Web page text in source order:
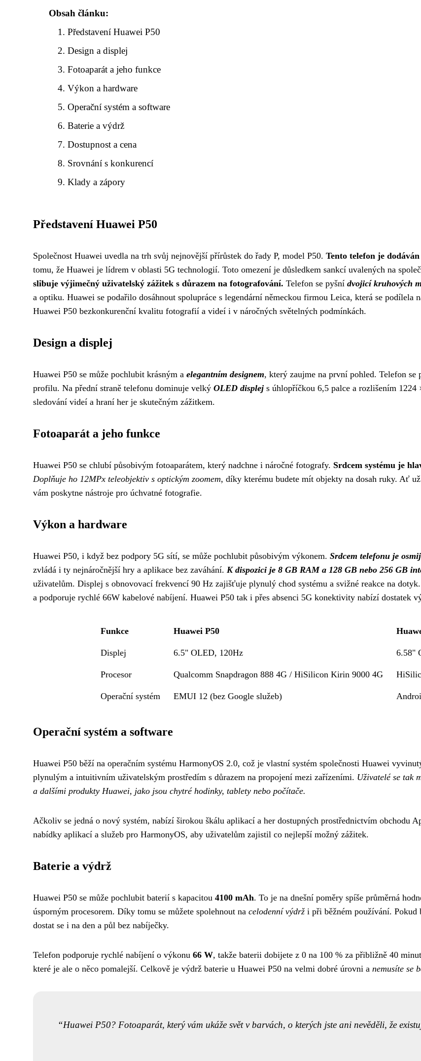
Obsah článku:
Představení Huawei P50
Design a displej
Fotoaparát a jeho funkce
Výkon a hardware
Operační systém a software
Baterie a výdrž
Dostupnost a cena
Srovnání s konkurencí
Klady a zápory
Představení Huawei P50
Společnost Huawei uvedla na trh svůj nejnovější přírůstek do řady P, model P50. Tento telefon je
tomu, že Huawei je lídrem v oblasti 5G technologií. Toto omezení je důsledkem sankcí uvalených na
slibuje výjimečný uživatelský zážitek s důrazem na fotografování. Telefon se pyšní dvojicí kruhových
a optiku. Huawei se podařilo dosáhnout spolupráce s legendární německou firmou Leica, která se
Huawei P50 bezkonkurenční kvalitu fotografií a videí i v náročných světelných podmínkách.
Design a displej
Huawei P50 se může pochlubit krásným a elegantním designem, který zaujme na první pohled. Telefon
profilu. Na přední straně telefonu dominuje velký OLED displej s úhlopříčkou 6,5 palce a rozlišením
sledování videí a hraní her je skutečným zážitkem.
Fotoaparát a jeho funkce
Huawei P50 se chlubí působivým fotoaparátem, který nadchne i náročné fotografy. Srdcem systému je
Doplňuje ho 12MPx teleobjektiv s optickým zoomem, díky kterému budete mít objekty na dosah ruky. Ať
vám poskytne nástroje pro úchvatné fotografie.
Výkon a hardware
Huawei P50, i když bez podpory 5G sítí, se může pochlubit působivým výkonem. Srdcem telefonu je
zvládá i ty nejnáročnější hry a aplikace bez zaváhání. K dispozici je 8 GB RAM a 128 GB nebo 256 GB
uživatelům. Displej s obnovovací frekvencí 90 Hz zajišťuje plynulý chod systému a svižné reakce na
a podporuje rychlé 66W kabelové nabíjení. Huawei P50 tak i přes absenci 5G konektivity nabízí dostatek
Funkce Huawei P50
Displej 6.5" OLED, 120Hz 6.58"
Procesor Qualcomm Snapdragon 888 4G / HiSilicon Kirin 9000 4G
Operační systém EMUI 12 (bez Google služeb)
Operační systém a software
Huawei P50 běží na operačním systému HarmonyOS 2.0, což je vlastní systém společnosti Huawei
plynulým a intuitivním uživatelským prostředím s důrazem na propojení mezi zařízeními. Uživatelé se tak
a dalšími produkty Huawei, jako jsou chytré hodinky, tablety nebo počítače.
Ačkoliv se jedná o nový systém, nabízí širokou škálu aplikací a her dostupných prostřednictvím obchodu
nabídky aplikací a služeb pro HarmonyOS, aby uživatelům zajistil co nejlepší možný zážitek.
Baterie a výdrž
Huawei P50 se může pochlubit baterií s kapacitou 4100 mAh. To je na dnešní poměry spíše průměrná
úsporným procesorem. Díky tomu se můžete spolehnout na celodenní výdrži při běžném používání. Pokud
dostat se i na den a půl bez nabíječky.
Telefon podporuje rychlé nabíjení o výkonu 66 W, takže baterii dobijete z 0 na 100 % za přibližně 40
které je ale o něco pomalejší. Celkově je výdrž baterie u Huawei P50 na velmi dobré úrovni a nemusíte se
Huawei P50? Fotoaparát, který vám ukáže svět v barvách, o kterých jste ani nevěděli, že